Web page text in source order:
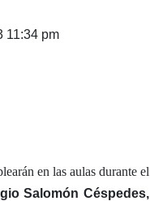
11:34 pm
en las aulas durante el
Salomón Céspedes,